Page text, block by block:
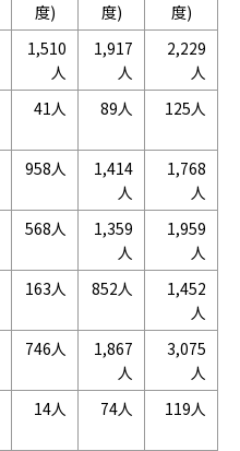
度)
度)
度)
1,510
人
1,917
人
2,229
人
41人 89人 125人
958人
1,414
人
1,768
人
568人
1,359
人
1,959
人
163人 852人
1,452
人
746人
1,867
人
3,075
人
14人 74人 119人